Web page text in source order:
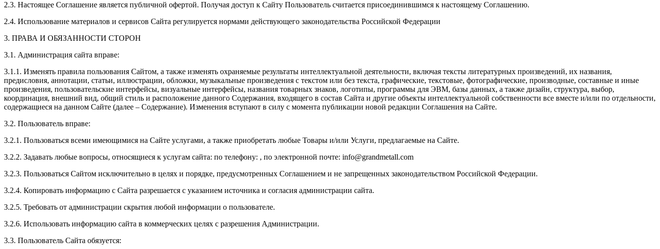
2.3. Настоящее Соглашение является публичной офертой. Получая доступ к Сайту Пользователь считается присоединившимся к настоящему Соглашению.
2.4. Использование материалов и сервисов Сайта регулируется нормами действующего законодательства Российской Федерации
3. ПРАВА И ОБЯЗАННОСТИ СТОРОН
3.1. Администрация сайта вправе:
3.1.1. Изменять правила пользования Сайтом, а также изменять охраняемые результаты интеллектуальной деятельности, включая тексты литературных произведений, их названия,
предисловия, аннотации, статьи, иллюстрации, обложки, музыкальные произведения с текстом или без текста, графические, текстовые, фотографические, производные, составные и иные
произведения, пользовательские интерфейсы, визуальные интерфейсы, названия товарных знаков, логотипы, программы для ЭВМ, базы данных, а также дизайн, структура, выбор,
координация, внешний вид, общий стиль и расположение данного Содержания, входящего в состав Сайта и другие объекты интеллектуальной собственности все вместе и/или по отдельности,
содержащиеся на данном Сайте (далее – Содержание). Изменения вступают в силу с момента публикации новой редакции Соглашения на Сайте.
3.2. Пользователь вправе:
3.2.1. Пользоваться всеми имеющимися на Сайте услугами, а также приобретать любые Товары и/или Услуги, предлагаемые на Сайте.
3.2.2. Задавать любые вопросы, относящиеся к услугам сайта: по телефону: , по электронной почте: info@grandmetall.com
3.2.3. Пользоваться Сайтом исключительно в целях и порядке, предусмотренных Соглашением и не запрещенных законодательством Российской Федерации.
3.2.4. Копировать информацию с Сайта разрешается с указанием источника и согласия администрации сайта.
3.2.5. Требовать от администрации скрытия любой информации о пользователе.
3.2.6. Использовать информацию сайта в коммерческих целях с разрешения Администрации.
3.3. Пользователь Сайта обязуется: